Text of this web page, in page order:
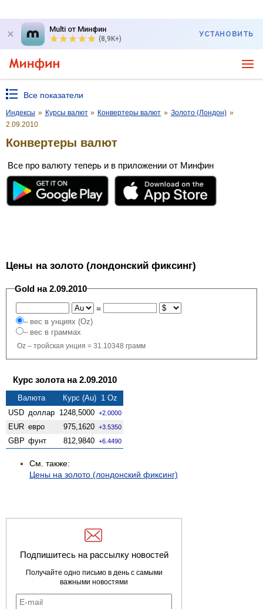
Multi от Минфин
(8,9K+)
УСТАНОВИТЬ
Все показатели
Индексы » Курсы валют » Конвертеры валют » Золото (Лондон) »
2.09.2010
Конвертеры валют
Все про валюту теперь и в приложении от Минфин
Цены на золото (лондонский фиксинг)
Gold на 2.09.2010
=
– вес в унциях (Oz)
– вес в граммах
Oz – тройская унция = 31.10348 грамм
Курс золота на 2.09.2010
Валюта
Курс (Au) 1 Oz
USD доллар 1248,5000 +2.0000
EUR евро 975,1620 +3.5350
GBP фунт 812,9840 +6.4490
См. также:
Цены на золото (лондонский фиксинг)
Подпишитесь на рассылку новостей
Получайте одно письмо в день с самыми
важными новостями